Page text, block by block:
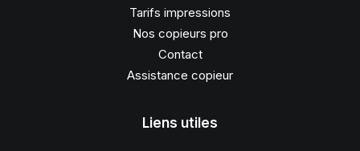
Tarifs impressions
Nos copieurs pro
Contact
Assistance copieur
Liens utiles